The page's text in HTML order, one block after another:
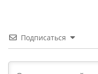
Подписаться